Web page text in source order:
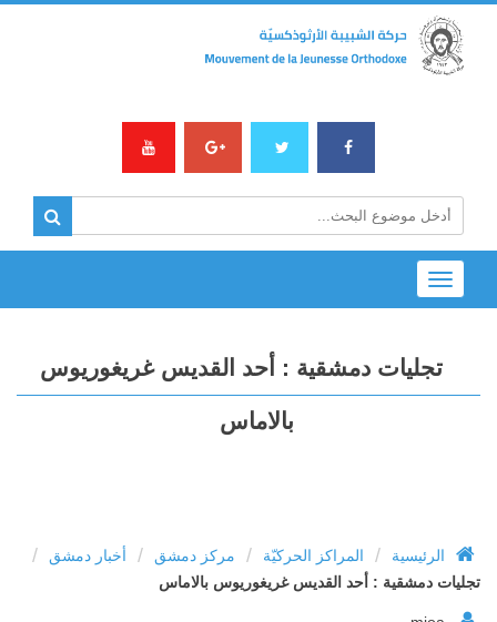
Toggle
navigation
تجليات دمشقية : أحد القديس غريغوريوس
بالاماس
الرئيسية / المراكز الحركيّة / مركز دمشق / أخبار دمشق /
تجليات دمشقية : أحد القديس غريغوريوس بالاماس